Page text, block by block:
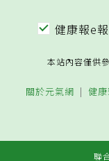
健康報e報
本站內容僅供
關於元氣網 健
聯